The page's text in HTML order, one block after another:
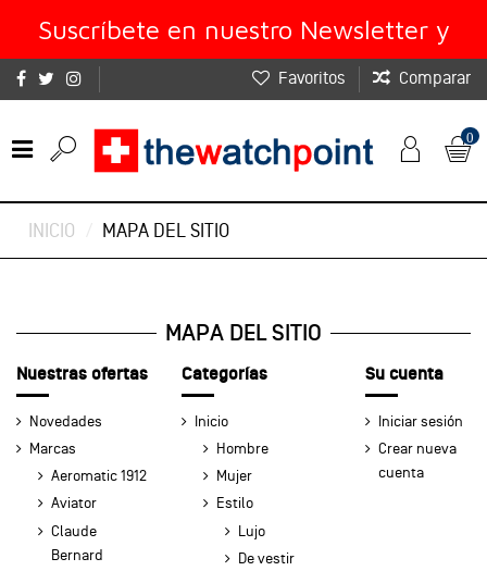
Suscríbete en nuestro Newsletter y
obtén un 10% de descuento
Favoritos Comparar
0
INICIO MAPA DEL SITIO
MAPA DEL SITIO
Nuestras ofertas
Novedades
Marcas
Aeromatic 1912
Aviator
Claude
Bernard
Categorías
Inicio
Hombre
Mujer
Estilo
Lujo
De vestir
Su cuenta
Iniciar sesión
Crear nueva
cuenta